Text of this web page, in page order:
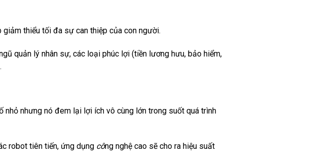
giảm thiểu tối đa sự can thiệp của con người.
quản lý nhân sự, các loại phúc lợi (tiền lương hưu, bảo hiểm,
nhỏ nhưng nó đem lại lợi ích vô cùng lớn trong suốt quá trình
robot tiên tiến, ứng dụng công nghệ cao sẽ cho ra hiệu suất